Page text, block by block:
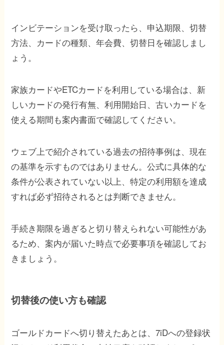
インビテーションを受け取ったら、申込期限、切替
方法、カードの種類、年会費、切替日を確認しまし
ょう。
家族カードやETCカードを利用している場合は、新
しいカードの発行有無、利用開始日、古いカードを
使える期間も案内書面で確認してください。
ウェブ上で紹介されている過去の招待事例は、現在
の基準を示すものではありません。公式に具体的な
条件が公表されていない以上、特定の利用額を達成
すれば必ず招待されるとは判断できません。
手続き期限を過ぎると切り替えられない可能性があ
るため、案内が届いた時点で必要事項を確認してお
きましょう。
切替後の使い方も確認
ゴールドカードへ切り替えたあとは、7iDへの登録状